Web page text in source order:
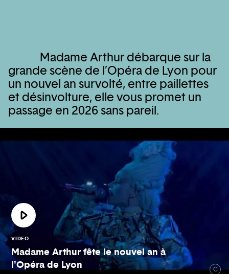
Madame Arthur débarque sur la
grande scène de l’Opéra de Lyon pour
un nouvel an survolté, entre paillettes
et désinvolture, elle vous promet un
passage en 2026 sans pareil.
C
VIDEO
Madame Arthur fête le nouvel an à
l'Opéra de Lyon